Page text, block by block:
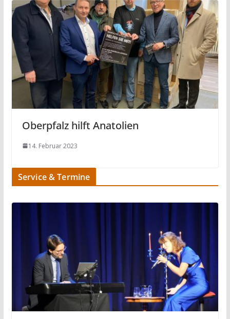
Oberpfalz hilft Anatolien
14. Februar 2023
Service & Termine